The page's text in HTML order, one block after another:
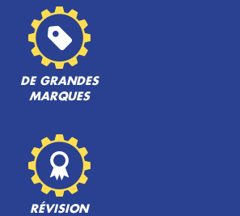
DE GRANDES
MARQUES
RÉVISION